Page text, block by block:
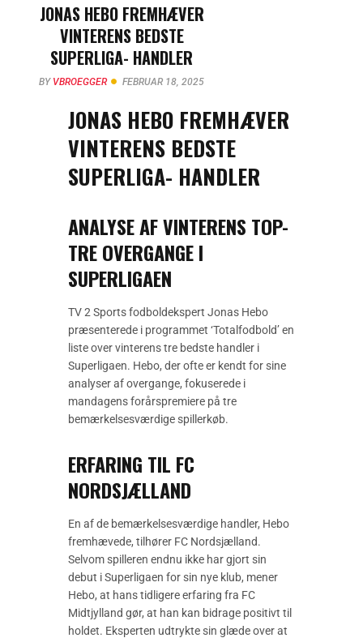
JONAS HEBO FREMHÆVER
VINTERENS BEDSTE
SUPERLIGA- HANDLER
BY VBROEGGER FEBRUAR 18, 2025
JONAS HEBO FREMHÆVER
VINTERENS BEDSTE
SUPERLIGA- HANDLER
ANALYSE AF VINTERENS TOP-
TRE OVERGANGE I
SUPERLIGAEN
TV 2 Sports fodboldekspert Jonas Hebo
præsenterede i programmet ‘Totalfodbold’ en
liste over vinterens tre bedste handler i
Superligaen. Hebo, der ofte er kendt for sine
analyser af overgange, fokuserede i
mandagens forårspremiere på tre
bemærkelsesværdige spillerkøb.
ERFARING TIL FC
NORDSJÆLLAND
En af de bemærkelsesværdige handler, Hebo
fremhævede, tilhører FC Nordsjælland.
Selvom spilleren endnu ikke har gjort sin
debut i Superligaen for sin nye klub, mener
Hebo, at hans tidligere erfaring fra FC
Midtjylland gør, at han kan bidrage positivt til
holdet. Eksperten udtrykte sin glæde over at